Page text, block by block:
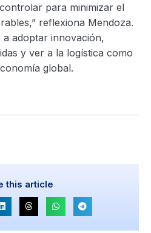
para minimizar el
reflexiona Mendoza.
a adoptar innovación,
y ver a la logística como
global.
this article